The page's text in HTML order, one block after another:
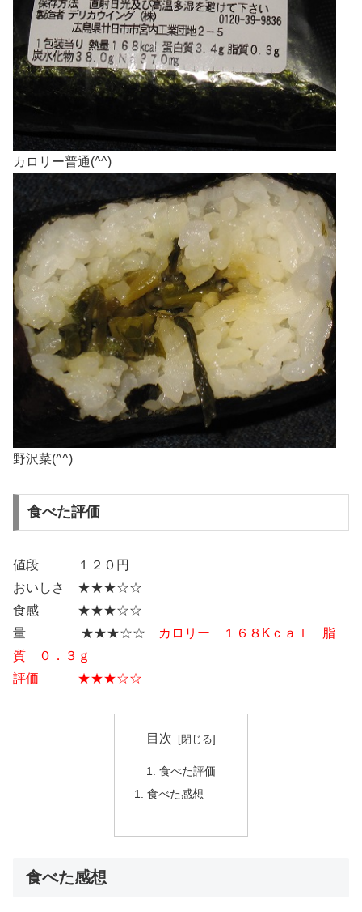
カロリー普通(^^)
野沢菜(^^)
食べた評価
値段 １２０円
おいしさ ★★★☆☆
食感 ★★★☆☆
量 ★★★☆☆
カロリー １６８Kｃａｌ 脂
質 ０．３ｇ
評価 ★★★☆☆
目次
食べた評価
食べた感想
食べた感想